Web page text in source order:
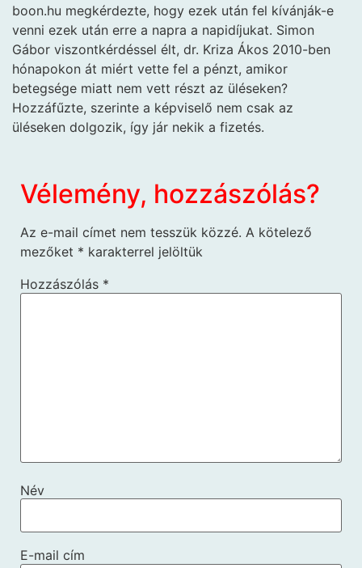
boon.hu megkérdezte, hogy ezek után fel kívánják-e
venni ezek után erre a napra a napidíjukat. Simon
Gábor viszontkérdéssel élt, dr. Kriza Ákos 2010-ben
hónapokon át miért vette fel a pénzt, amikor
betegsége miatt nem vett részt az üléseken?
Hozzáfűzte, szerinte a képviselő nem csak az
üléseken dolgozik, így jár nekik a fizetés.
Vélemény, hozzászólás?
Az e-mail címet nem tesszük közzé. A kötelező
mezőket * karakterrel jelöltük
Hozzászólás *
Név
E-mail cím